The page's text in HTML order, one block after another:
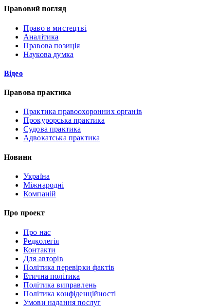
Правовий погляд
Право в мистецтві
Аналітика
Правова позиція
Наукова думка
Відео
Правова практика
Практика правоохоронних органів
Прокурорська практика
Судова практика
Адвокатська практика
Новини
Україна
Міжнародні
Компаній
Про проект
Про нас
Редколегія
Контакти
Для авторів
Політика перевірки фактів
Етична політика
Політика виправлень
Політика конфіденційності
Умови надання послуг